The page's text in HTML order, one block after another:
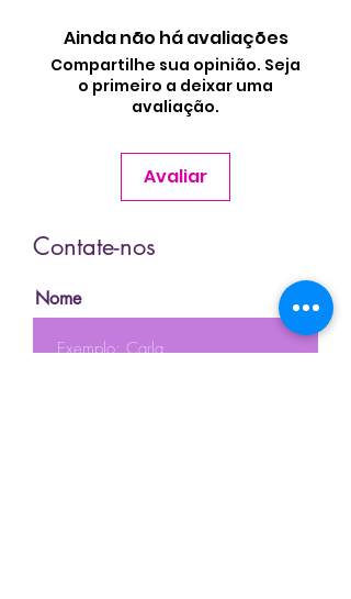
Ainda não há avaliações
Compartilhe sua opinião. Seja
o primeiro a deixar uma
avaliação.
Avaliar
Contate-nos
Nome